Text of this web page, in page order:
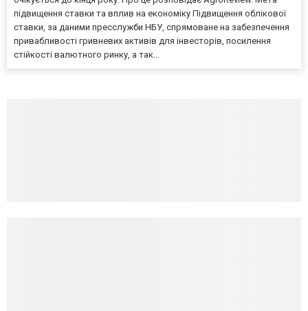
підвищення ставки та вплив на економіку Підвищення облікової
ставки, за даними пресслужби НБУ, спрямоване на забезпечення
привабливості гривневих активів для інвесторів, посилення
стійкості валютного ринку, а так...